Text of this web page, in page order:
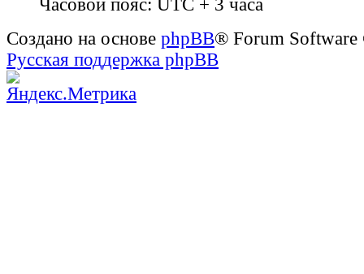
Часовой пояс: UTC + 3 часа
Создано на основе phpBB® Forum
Русская поддержка phpBB